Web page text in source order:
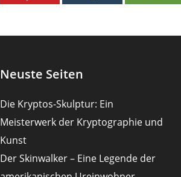
Neuste Seiten
Die Kryptos-Skulptur: Ein
Meisterwerk der Kryptographie und
Kunst
Der Skinwalker – Eine Legende der